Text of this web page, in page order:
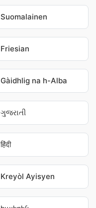
Suomalainen
Friesian
Gàidhlig na h-Alba
ગુજરાતી
हिंदी
Kreyòl Ayisyen